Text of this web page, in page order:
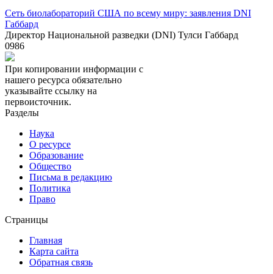
Сеть биолабораторий США по всему миру: заявления DNI
Габбард
Директор Национальной разведки (DNI) Тулси Габбард
0986
При копировании информации с
нашего ресурса обязательно
указывайте ссылку на
первоисточник.
Разделы
Наука
О ресурсе
Образование
Общество
Письма в редакцию
Политика
Право
Страницы
Главная
Карта сайта
Обратная связь